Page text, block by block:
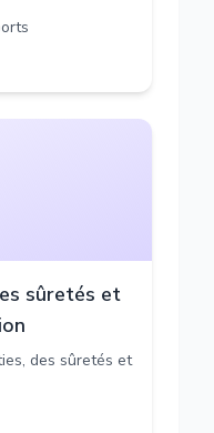
sûretés et
des sûretés et